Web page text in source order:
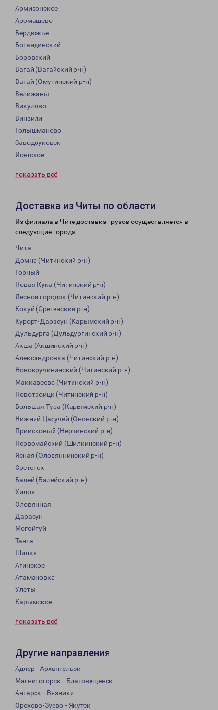
Армизонское
Аромашево
Бердюжье
Богандинский
Боровский
Вагай (Вагайский р-н)
Вагай (Омутинский р-н)
Велижаны
Викулово
Винзили
Голышманово
Заводоуковск
Исетское
показать всё
Доставка из Читы по области
Из филиала в Чите доставка грузов осуществляется в
следующие города:
Чита
Домна (Читинский р-н)
Горный
Новая Кука (Читинский р-н)
Лесной городок (Читинский р-н)
Кокуй (Сретенский р-н)
Курорт-Дарасун (Карымский р-н)
Дульдурга (Дульдургинский р-н)
Акша (Акшинский р-н)
Александровка (Читинский р-н)
Новокручининский (Читинский р-н)
Маккавеево (Читинский р-н)
Новотроицк (Читинский р-н)
Большая Тура (Карымский р-н)
Нижний Цасучей (Ононский р-н)
Приисковый (Нерчинский р-н)
Первомайский (Шилкинский р-н)
Ясная (Оловяннинский р-н)
Сретенск
Балей (Балейский р-н)
Хилок
Оловянная
Дарасун
Могойтуй
Танга
Шилка
Агинское
Атамановка
Улеты
Карымское
показать всё
Другие направления
Адлер - Архангельск
Магнитогорск - Благовещенск
Ангарск - Вязники
Орехово-Зуево - Якутск